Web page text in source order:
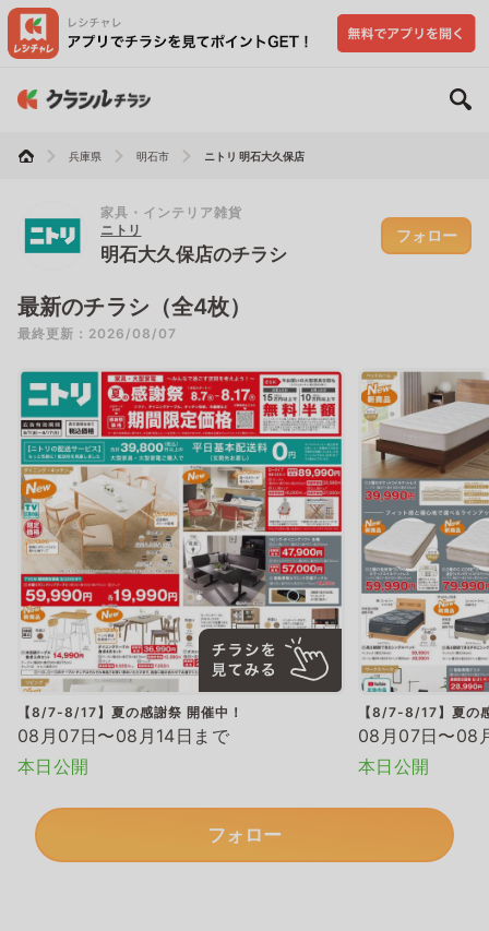
兵庫県 明石市 ニトリ 明石大久保店
家具・インテリア雑貨
ニトリ
明石大久保店のチラシ
フォロー
最新のチラシ（全4枚）
最終更新：2026/08/07
【8/7-8/17】夏の感謝祭 開催中！
08月07日〜08月14日まで
本日公開
【8/7-8/17】夏の
08月07日〜08
本日公開
フォロー